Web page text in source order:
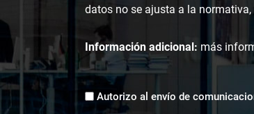
datos no se ajusta a la
Información adicional: más
Envíos
comerciales
Autorizo al envío de